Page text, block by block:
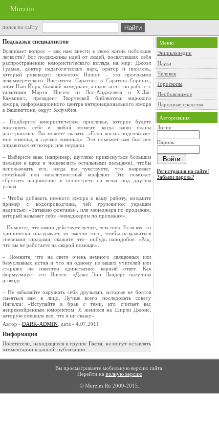
Murzim
поиск по сайту
Подсказки специалистов
Возникает вопрос – как нам внести в свою жизнь побольше
легкости? Вот полдюжины идей от людей, посвятивших себя
распространению юмористического взгляда на мир: Джоэл
Гудман, доктор педагогических наук, оратор и писатель,
который руководит проектом Humor – это программа
некоммерческого Института Саратога в Саратога-Спрингс,
штат Нью-Йорк; бывший комедиант, а ныне агент по работе с
талантами Марти Ингелс из Лос-Анджелеса и Х.Дж.
Каммингс, президент Творческой библиотеки мирового
юмора, информационного центра интернационального юмора
в Вашингтоне, округ Колумбия.
– Подберите юмористическое присловье, которое будете
повторять себе в любой момент, когда ваши планы
расстроились. Вы можете сказать: «Если жизнь подсовывает
мне лимоны, я сделаю лимонад». Это поможет вам быстрее
оправиться от потери или неудачи.
– Выберите знак (например, шутливо прикоснуться большим
пальцем к щеке и пошевелить остальными пальцами), чтобы
использовать его, когда вы чувствуете, что назревает
семейный или межличностный конфликт. Это поможет
сбросить напряжение и посмотреть на вещи под другим
углом.
– Чтобы добавить немного юмора в вашу работу, возьмите
пример с водопроводчика, чей грузовичок украшен
надписью: «Затыкаю фонтаны», или менеджера по продажам,
который называет себя «менеджером по пропажам».
– Помните, что юмор действует лучше, чем гнев. Если кто-то
хронически опаздывает, то вместо того, чтобы разражаться
гневными тирадами, скажите что– нибудь наподобие: «Рад,
что вы не работаете на скорой помощи».
– Помните, что на свете очень немного священных или
безусловных истин и что ни одному из ваших учителей или
старших не известен единственно верный ответ. Как
формулирует это Ингелс: «Даже Энн Ландерс получила
развод».
– Не забывайте окружать себя друзьями, которые не боятся
смеяться вам в лицо. Лучше всего последовать совету
Ингелса: «Вступайте в брак с теми, кто считает вас
непревзойденным юмористом. Я женился на Ширли Джонс,
которую смешило все, что я ни скажу».
Автор - DARK-ADMIN , дата - 4.07.2011
Информация
Посетители, находящиеся в группе Гости, не могут оставлять
комментарии к данной публикации.
Меню
Энциклопедии
Наука
Человек
Гороскопы
Необъяснимое
Народные средства
Авторизация
Логин:
Пароль:
Регистрация на сайте!
Забыли пароль?
Вы просматриваете мобильную версию сайта.
Перейти на полную версию
© Murzim.Ru 2009-2015.